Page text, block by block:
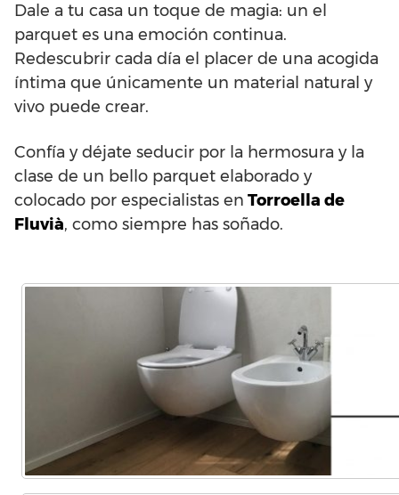
Dale a tu casa un toque de magia: un el
parquet es una emoción continua.
Redescubrir cada día el placer de una acogida
íntima que únicamente un material natural y
vivo puede crear.
Confía y déjate seducir por la hermosura y la
clase de un bello parquet elaborado y
colocado por especialistas en Torroella de
Fluvià, como siempre has soñado.